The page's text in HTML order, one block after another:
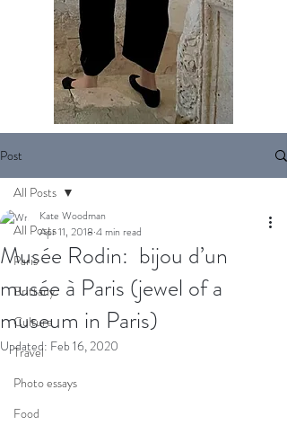
Post
All Posts
Paris
Brittany
Culture
Travel
Photo essays
Food
All Posts
Musée Rodin: bijou d’un
musée à Paris (jewel of a
museum in Paris)
Kate Woodman
Apr 11, 2018 4 min read
Updated: Feb 16, 2020